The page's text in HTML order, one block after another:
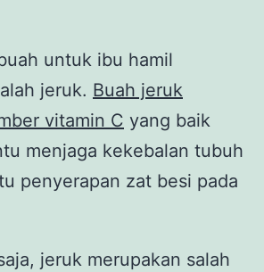
untuk ibu hamil
jeruk. Buah jeruk
vitamin C yang baik
menjaga kekebalan tubuh
penyerapan zat besi pada
jeruk merupakan salah